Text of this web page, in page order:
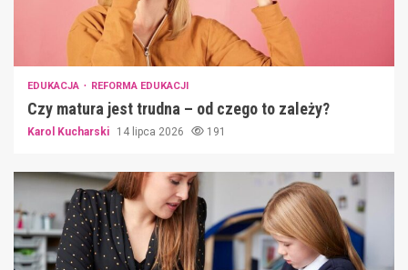
EDUKACJA REFORMA EDUKACJI
Czy matura jest trudna – od czego to zależy?
Karol Kucharski 14 lipca 2026 191